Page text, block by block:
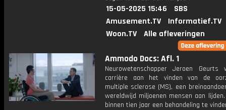
15-05-2025 15:46
SBS
Amusement.TV
Informatief.TV
Woon.TV
Alle afleveringen
Ammodo Docs: Afl. 1
Neurowetenschapper Jeroen Geurts
carrière aan het vinden van de
multiple sclerose (MS), een
wereldwijd miljoenen mensen aan
binnen tien jaar een behandeling te